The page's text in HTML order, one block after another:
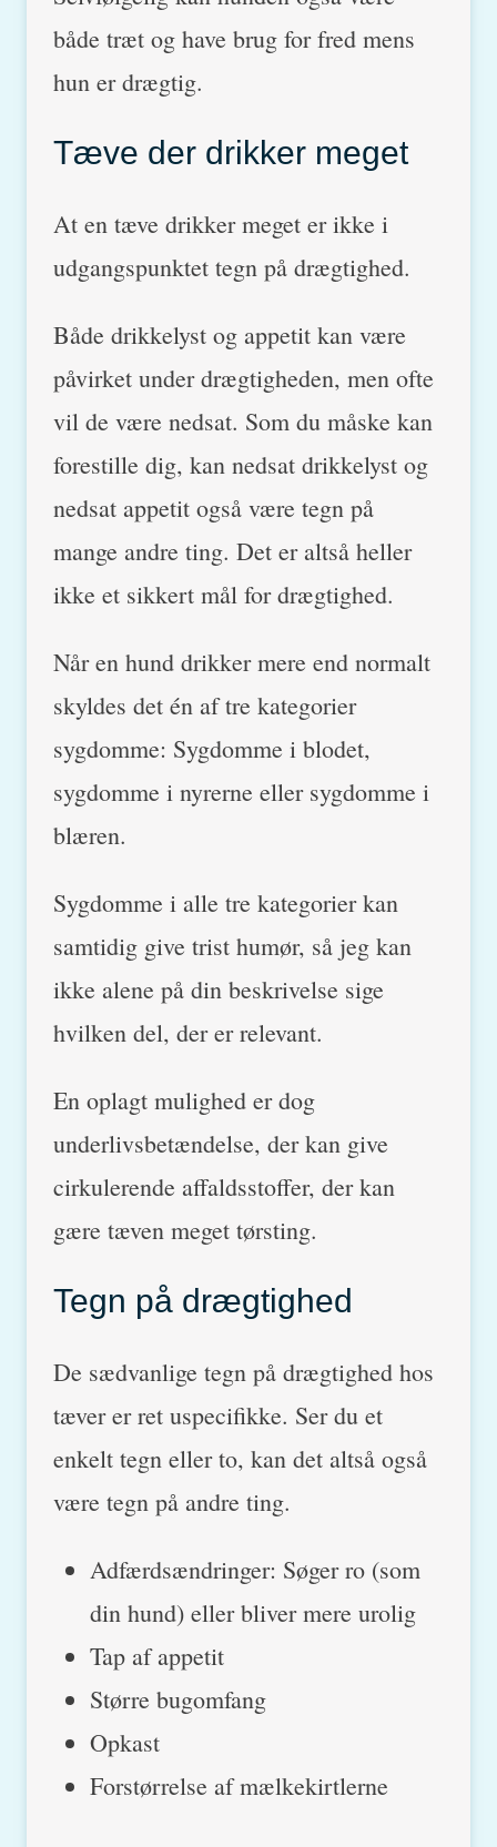
både træt og have brug for fred mens
hun er drægtig.
Tæve der drikker meget
At en tæve drikker meget er ikke i
udgangspunktet tegn på drægtighed.
Både drikkelyst og appetit kan være
påvirket under drægtigheden, men ofte
vil de være nedsat. Som du måske kan
forestille dig, kan nedsat drikkelyst og
nedsat appetit også være tegn på
mange andre ting. Det er altså heller
ikke et sikkert mål for drægtighed.
Når en hund drikker mere end normalt
skyldes det én af tre kategorier
sygdomme: Sygdomme i blodet,
sygdomme i nyrerne eller sygdomme i
blæren.
Sygdomme i alle tre kategorier kan
samtidig give trist humør, så jeg kan
ikke alene på din beskrivelse sige
hvilken del, der er relevant.
En oplagt mulighed er dog
underlivsbetændelse, der kan give
cirkulerende affaldsstoffer, der kan
gære tæven meget tørsting.
Tegn på drægtighed
De sædvanlige tegn på drægtighed hos
tæver er ret uspecifikke. Ser du et
enkelt tegn eller to, kan det altså også
være tegn på andre ting.
Adfærdsændringer: Søger ro (som
din hund) eller bliver mere urolig
Tap af appetit
Større bugomfang
Opkast
Forstørrelse af mælkekirtlerne